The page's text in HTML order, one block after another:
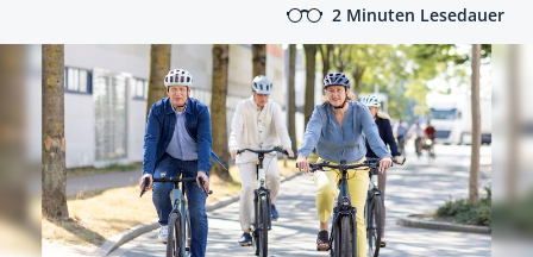
2 Minuten Lesedauer